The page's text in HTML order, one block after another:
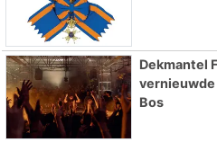
Dekmantel
Bos